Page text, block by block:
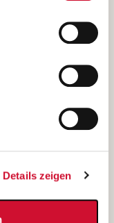
zu. Sie können
widerrufen,
und diese
Details zeigen
Unterfranken